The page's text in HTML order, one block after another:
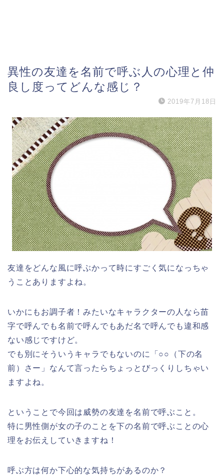
異性の友達を名前で呼ぶ人の心理と仲
良し度ってどんな感じ？
2019年7月18日
友達をどんな風に呼ぶかって時にすごく気になっちゃ
うことありますよね。
いかにもお調子者！みたいなキャラクターの人なら苗
字で呼んでも名前で呼んでもあだ名で呼んでも違和感
ない感じですけど。
でも別にそういうキャラでもないのに「○○（下の名
前）さー」なんて言ったらちょっとびっくりしちゃい
ますよね。
ということで今回は威勢の友達を名前で呼ぶこと。
特に男性側が女の子のことを下の名前で呼ぶことの心
理をお伝えしていきますね！
呼ぶ方は何か下心的な気持ちがあるのか？